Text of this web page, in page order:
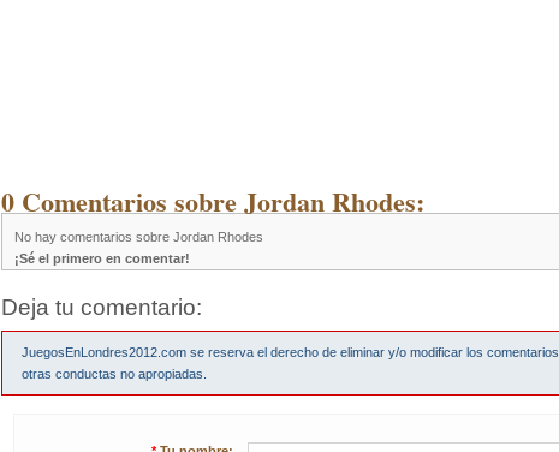
0 Comentarios sobre Jordan Rhodes:
No hay comentarios sobre Jordan Rhodes
¡Sé el primero en comentar!
Deja tu comentario:
JuegosEnLondres2012.com se reserva el derecho de eliminar y/o modificar los
otras conductas no apropiadas.